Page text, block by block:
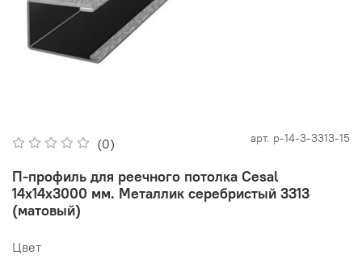
(0) арт. p-14-3-3313-15
П-профиль для реечного потолка Cesal
14х14х3000 мм. Металлик серебристый 3313
(матовый)
Цвет